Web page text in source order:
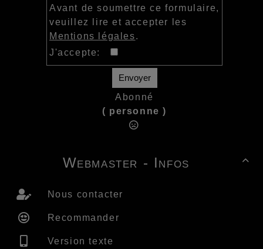
Avant de soumettre ce formulaire,
veuillez lire et accepter les
Mentions légales.
J'accepte:
Envoyer
Abonné
( personne )

Webmaster - Infos
Nous contacter
Recommander
Version texte